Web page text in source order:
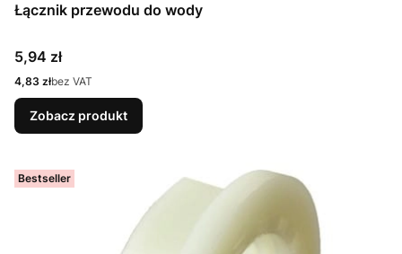
Łącznik przewodu do wody
Cena
5,94 zł
Cena
4,83 złbez VAT
Zobacz produkt
Bestseller